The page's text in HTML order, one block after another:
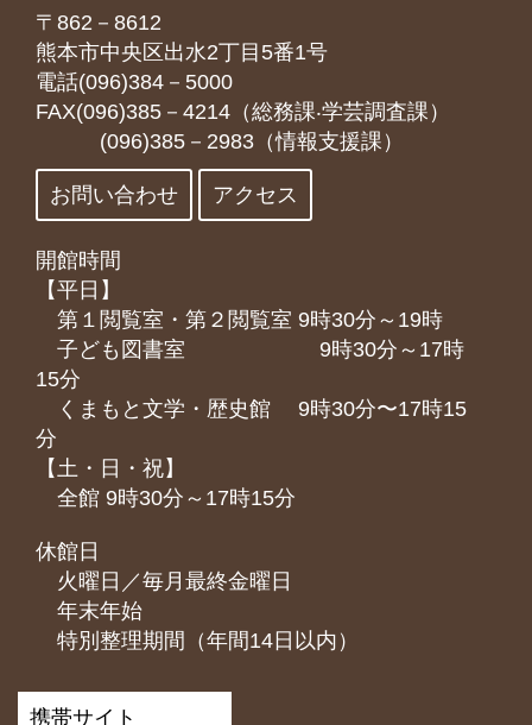
〒862－8612
熊本市中央区出水2丁目5番1号
電話(096)384－5000
FAX(096)385－4214（総務課‧学芸調査課）
(096)385－2983（情報支援課）
お問い合わせ アクセス
開館時間
【平日】
第１閲覧室・第２閲覧室 9時30分～19時
子ども図書室 9時30分～17時
15分
くまもと⽂学・歴史館 9時30分〜17時15
分
【土・日・祝】
全館 9時30分～17時15分
休館日
火曜日／毎月最終金曜日
年末年始
特別整理期間（年間14日以内）
携帯サイト